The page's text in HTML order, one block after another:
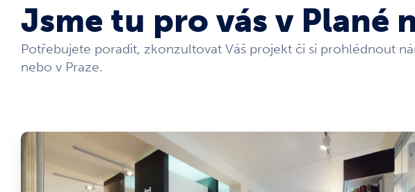
Jsme tu pro vás v Plané
Potřebujete poradit, zkonzultovat Váš projekt či si prohlédnout
nebo v Praze.